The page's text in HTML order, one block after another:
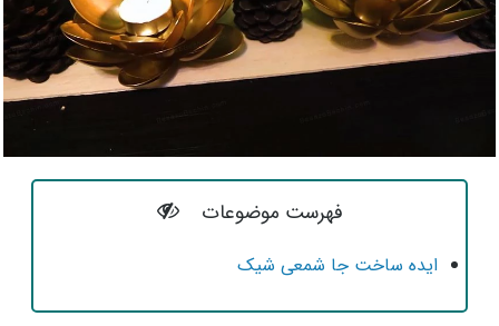
فهرست موضوعات
ایده ساخت جا شمعی شیک